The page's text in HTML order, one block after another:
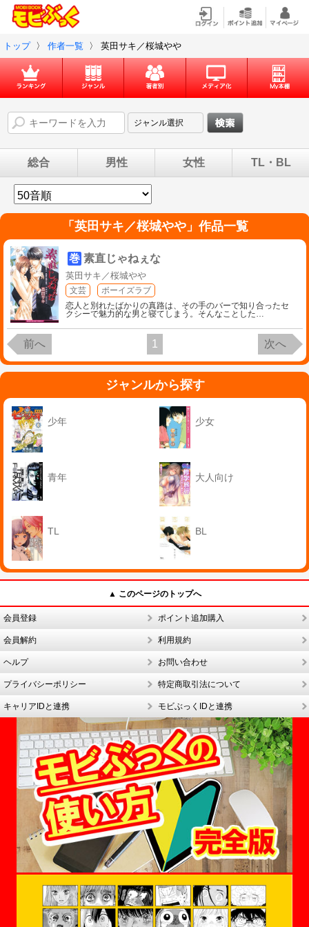
トップ 〉 作者一覧 〉 英田サキ／桜城やや
総合 男性 女性 TL・BL
「 英田サキ／桜城やや」作品一覧
巻 素直じゃねぇな
英田サキ／桜城やや
文芸
ボーイズラブ
恋人と別れたばかりの真路は、その手のバーで知り合ったセ
クシーで魅力的な男と寝てしまう。そんなことした…
前へ 1 次へ
ジャンルから探す
少年 少女
青年 大人向け
TL BL
▲ このページのトップへ
会員登録 ポイント追加購入
会員解約 利用規約
ヘルプ お問い合わせ
プライバシーポリシー 特定商取引法について
キャリアIDと連携 モビぶっくIDと連携